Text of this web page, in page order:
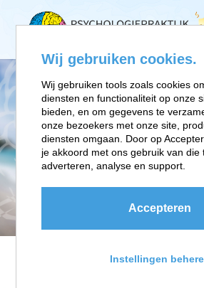
We doen te
over
NPO Radio
Wij gebruiken cookies.
Wij gebruiken tools zoals cookies
diensten en functionaliteit op onze
bieden, en om gegevens te
onze bezoekers met onze site,
diensten omgaan. Door op
je akkoord met ons gebruik van die
adverteren, analyse en support.
Accepteren
Instellingen